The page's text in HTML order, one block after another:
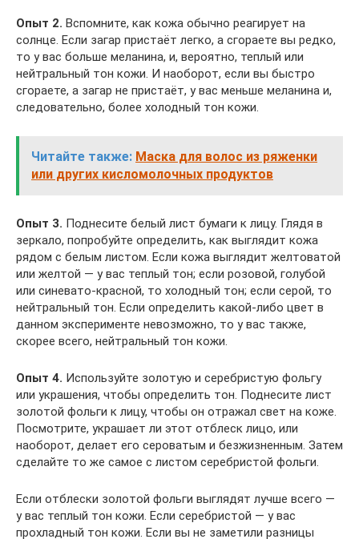
Опыт 2. Вспомните, как кожа обычно реагирует на
солнце. Если загар пристаёт легко, а сгораете вы редко,
то у вас больше меланина, и, вероятно, теплый или
нейтральный тон кожи. И наоборот, если вы быстро
сгораете, а загар не пристаёт, у вас меньше меланина и,
следовательно, более холодный тон кожи.
Читайте также: Маска для волос из ряженки
или других кисломолочных продуктов
Опыт 3. Поднесите белый лист бумаги к лицу. Глядя в
зеркало, попробуйте определить, как выглядит кожа
рядом с белым листом. Если кожа выглядит желтоватой
или желтой — у вас теплый тон; если розовой, голубой
или синевато-красной, то холодный тон; если серой, то
нейтральный тон. Если определить какой-либо цвет в
данном эксперименте невозможно, то у вас также,
скорее всего, нейтральный тон кожи.
Опыт 4. Используйте золотую и серебристую фольгу
или украшения, чтобы определить тон. Поднесите лист
золотой фольги к лицу, чтобы он отражал свет на коже.
Посмотрите, украшает ли этот отблеск лицо, или
наоборот, делает его сероватым и безжизненным. Затем
сделайте то же самое с листом серебристой фольги.
Если отблески золотой фольги выглядят лучше всего —
у вас теплый тон кожи. Если серебристой — у вас
прохладный тон кожи. Если вы не заметили разницы